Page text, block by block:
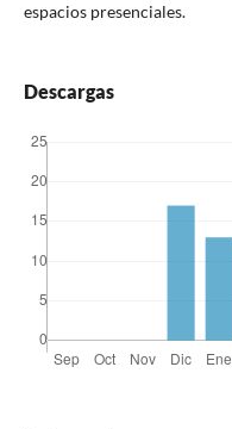
espacios presenciales.
Descargas